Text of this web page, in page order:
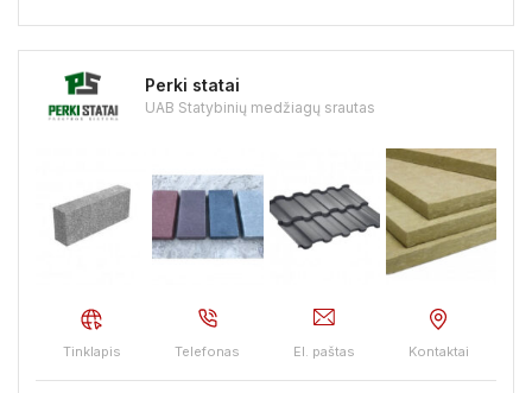
Perki statai
UAB Statybinių medžiagų srautas
Tinklapis Telefonas El. paštas Kontaktai